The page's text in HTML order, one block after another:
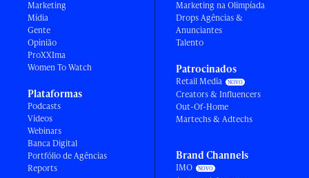
Marketing
Mídia
Gente
Opinião
ProXXIma
Women To Watch
Plataformas
Podcasts
Vídeos
Webinars
Banca Digital
Portfólio de Agências
Reports
Marketing na Olimpíada
Drops Agências &
Anunciantes
Talento
Patrocinados
Retail Media
Creators & Influencers
Out-Of-Home
Martechs & Adtechs
Brand Channels
IMO